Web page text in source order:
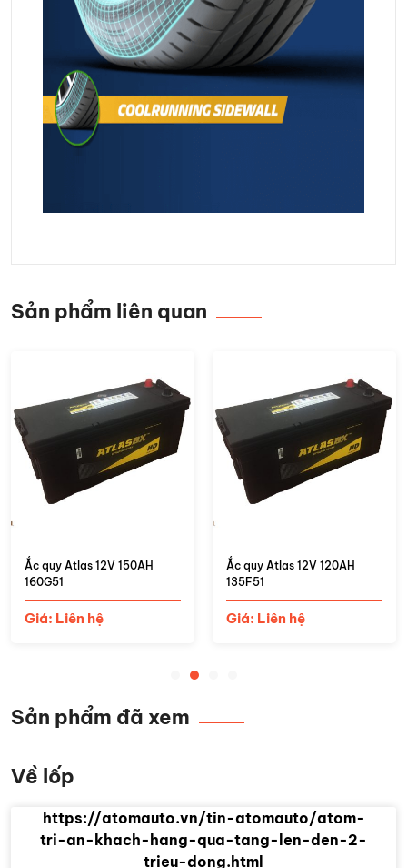
Sản phẩm liên quan
Ắc quy Atlas 12V 150AH
160G51
Giá: Liên hệ
Ắc quy Atlas 12V 120AH
135F51
Giá: Liên hệ
Sản phẩm đã xem
Về lốp
https://atomauto.vn/tin-atomauto/atom-
tri-an-khach-hang-qua-tang-len-den-2-
trieu-dong.html